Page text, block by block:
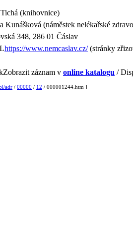
(knihovnice)
Kunášková (náměstek nelékařské
348, 286 01 Čáslav
https://www.nemcaslav.cz/(stránky
Zobrazit záznam v online katalogu /
adr / 00000 / 12 / 000001244.htm ]